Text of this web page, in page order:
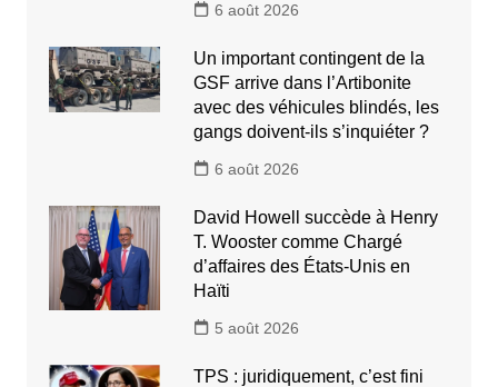
6 août 2026
Un important contingent de la
GSF arrive dans l’Artibonite
avec des véhicules blindés, les
gangs doivent-ils s’inquiéter ?
6 août 2026
David Howell succède à Henry
T. Wooster comme Chargé
d’affaires des États-Unis en
Haïti
5 août 2026
TPS : juridiquement, c’est fini